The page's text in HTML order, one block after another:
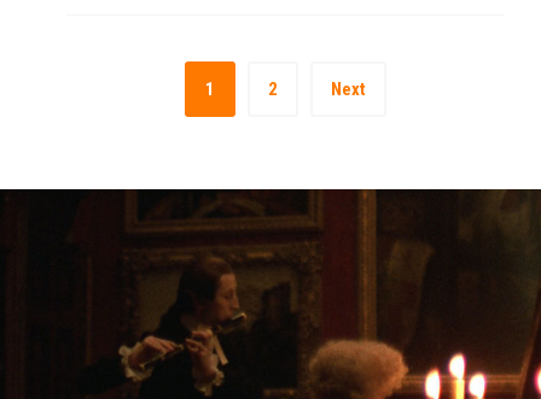
1 2 Next